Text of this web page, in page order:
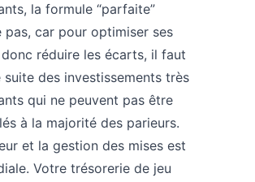
la formule “parfaite”
pas, car pour optimiser ses
réduire les écarts, il faut
des investissements très
qui ne peuvent pas être
à la majorité des parieurs.
et la gestion des mises est
Votre trésorerie de jeu